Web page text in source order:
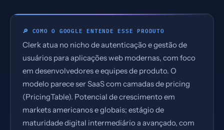
🔎 COMO O GOOGLE ENTENDE ESSE PRODUTO
Clerk atua no nicho de autenticação e gestão de
usuários para aplicações web modernas, com foco
em desenvolvedores e equipes de produto. O
modelo parece ser SaaS com camadas de pricing
(PricingTable). Potencial de crescimento em
markets americanos e globais; estágio de
maturidade digital intermediário a avançado, com